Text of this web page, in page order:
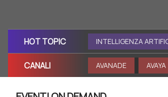
HOT TOPIC
MARKETING INTELLIGENZA ARTIFICIALE
CANALI
VAR GROUP AVANADE AVAYA